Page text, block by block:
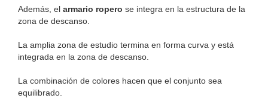
Además, el armario ropero se integra en la estructura de la
zona de descanso.
La amplia zona de estudio termina en forma curva y está
integrada en la zona de descanso.
La combinación de colores hacen que el conjunto sea
equilibrado.